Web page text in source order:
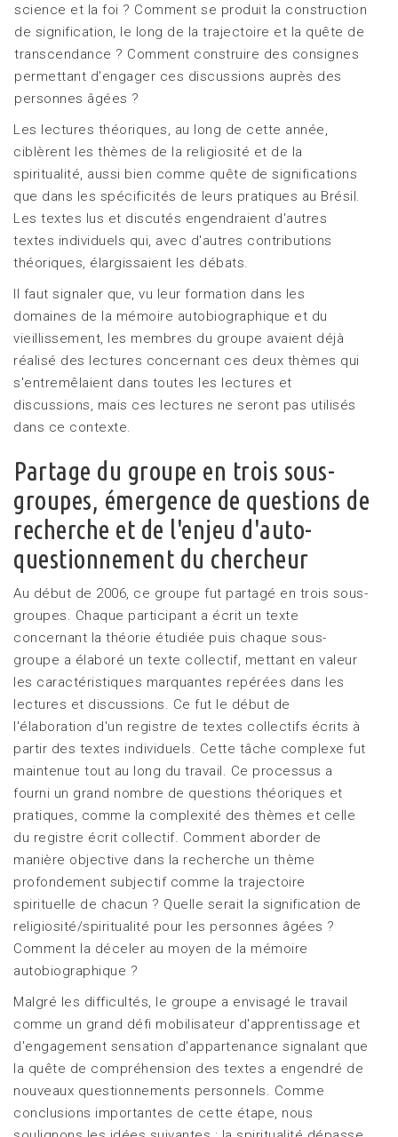
science et la foi ? Comment se produit la construction
de signification, le long de la trajectoire et la quête de
transcendance ? Comment construire des consignes
permettant d'engager ces discussions auprès des
personnes âgées ?
Les lectures théoriques, au long de cette année,
ciblèrent les thèmes de la religiosité et de la
spiritualité, aussi bien comme quête de significations
que dans les spécificités de leurs pratiques au Brésil.
Les textes lus et discutés engendraient d'autres
textes individuels qui, avec d'autres contributions
théoriques, élargissaient les débats.
Il faut signaler que, vu leur formation dans les
domaines de la mémoire autobiographique et du
vieillissement, les membres du groupe avaient déjà
réalisé des lectures concernant ces deux thèmes qui
s'entremêlaient dans toutes les lectures et
discussions, mais ces lectures ne seront pas utilisés
dans ce contexte.
Partage du groupe en trois sous-
groupes, émergence de questions de
recherche et de l'enjeu d'auto-
questionnement du chercheur
Au début de 2006, ce groupe fut partagé en trois sous-
groupes. Chaque participant a écrit un texte
concernant la théorie étudiée puis chaque sous-
groupe a élaboré un texte collectif, mettant en valeur
les caractéristiques marquantes repérées dans les
lectures et discussions. Ce fut le début de
l'élaboration d'un registre de textes collectifs écrits à
partir des textes individuels. Cette tâche complexe fut
maintenue tout au long du travail. Ce processus a
fourni un grand nombre de questions théoriques et
pratiques, comme la complexité des thèmes et celle
du registre écrit collectif. Comment aborder de
manière objective dans la recherche un thème
profondement subjectif comme la trajectoire
spirituelle de chacun ? Quelle serait la signification de
religiosité/spiritualité pour les personnes âgées ?
Comment la déceler au moyen de la mémoire
autobiographique ?
Malgré les difficultés, le groupe a envisagé le travail
comme un grand défi mobilisateur d'apprentissage et
d'engagement sensation d'appartenance signalant que
la quête de compréhension des textes a engendré de
nouveaux questionnements personnels. Comme
conclusions importantes de cette étape, nous